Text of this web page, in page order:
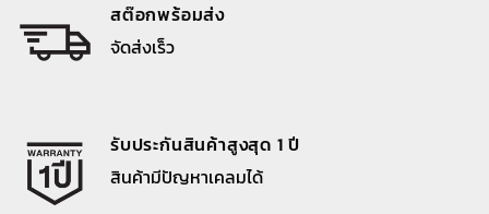
สต๊อกพร้อมส่ง
จัดส่งเร็ว
รับประกันสินค้าสูงสุด 1 ปี
สินค้ามีปัญหาเคลมได้